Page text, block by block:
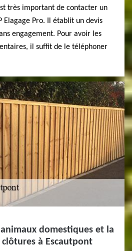
très important de contacter un
Pro. Il établit un devis
engagement. Pour avoir les
il suffit de le téléphoner
domestiques et la
à Escautpont